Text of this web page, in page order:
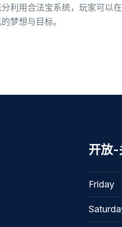
利用合法宝系统，玩家可以
梦想与目标。
开放-
Friday